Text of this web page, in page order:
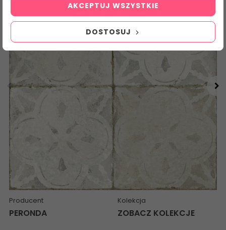
Producent
PERONDA
Kolekcja
ZOBACZ KOLEKCJE
DOSTOSUJ
AKCEPTUJ WSZYSTKIE